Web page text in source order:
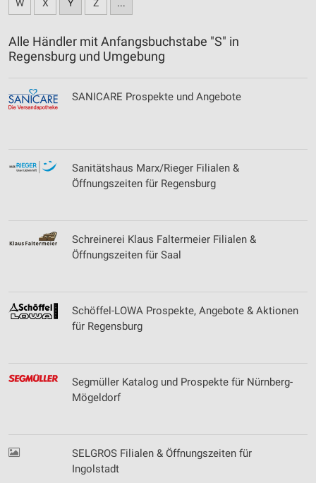
W X Y Z ...
Alle Händler mit Anfangsbuchstabe "S" in
Regensburg und Umgebung
SANICARE Prospekte und Angebote
Sanitätshaus Marx/Rieger Filialen &
Öffnungszeiten für Regensburg
Schreinerei Klaus Faltermeier Filialen &
Öffnungszeiten für Saal
Schöffel-LOWA Prospekte, Angebote & Aktionen
für Regensburg
Segmüller Katalog und Prospekte für Nürnberg-
Mögeldorf
SELGROS Filialen & Öffnungszeiten für
Ingolstadt